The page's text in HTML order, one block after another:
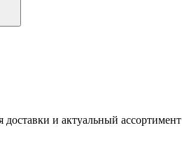
и актуальный ассортимент